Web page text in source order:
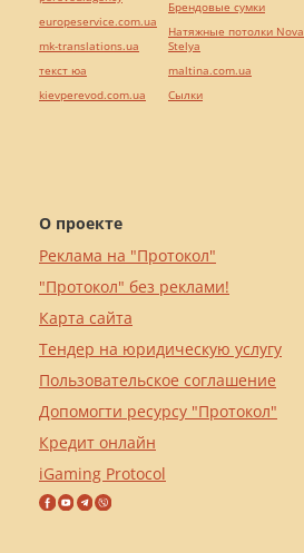
О проекте
Реклама на "Протокол"
"Протокол" без реклами!
Карта сайта
Тендер на юридическую услугу
Пользовательское соглашение
Допомогти ресурсу "Протокол"
Кредит онлайн
iGaming Protocol
europeservice.com.ua
mk-translations.ua
текст юа
kievperevod.com.ua
Брендовые сумки
Натяжные потолки Nova
Stelya
maltina.com.ua
Cылки